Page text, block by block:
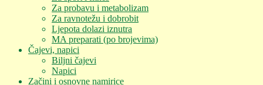
Za probavu i metabolizam
Za ravnotežu i dobrobit
Ljepota dolazi iznutra
MA preparati (po brojevima)
Čajevi, napici
Biljni čajevi
Napici
Začini i osnovne namirice